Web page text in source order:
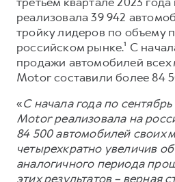
POER
от 3 449 000 ₽
Корпоративным клиентам
Крупным корпоративным
Система управления
Сервис для корпоративных
HAVAL Лизинг
АКСЕССУАРЫ HAVAL
Автомобильные аксессуары
Программа «HAVAL
Руководства по
Подписки
АКСЕССУАРЫ HAVAL
Автомобильные аксессуары
Коллекция CITY
Коллекция Базовая
реализовала 39 942
тройку лидеров по объему
российском рынке.¹ С
продажи автомобилей всех
Motor составили более 84
«С начала года по
Motor реализовала на
84 500 автомобилей своих
четырехкратно увеличив
аналогичного периода
этих результатов – верная